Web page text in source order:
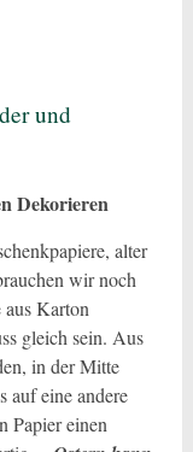
und
Dekorieren
alter
wir noch
Karton
gleich sein. Aus
in der Mitte
auf eine andere
Papier einen